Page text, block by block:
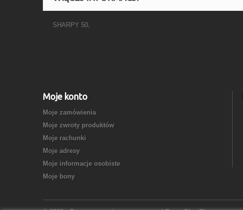
SHARPY 50,
Moje konto
Moje zamówienia
Moje zwroty produktów
Moje rachunki
Moje adresy
Moje informacje osobiste
Moje bony